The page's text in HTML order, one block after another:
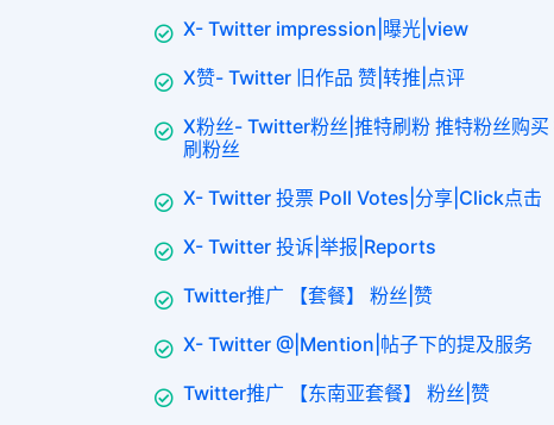
X- Twitter impression|曝光|view
X赞- Twitter 旧作品 赞|转推|点评
X粉丝- Twitter粉丝|推特刷粉 推特粉丝购买
刷粉丝
X- Twitter 投票 Poll Votes|分享|Click点击
X- Twitter 投诉|举报|Reports
Twitter推广 【套餐】 粉丝|赞
X- Twitter @|Mention|帖子下的提及服务
Twitter推广 【东南亚套餐】 粉丝|赞